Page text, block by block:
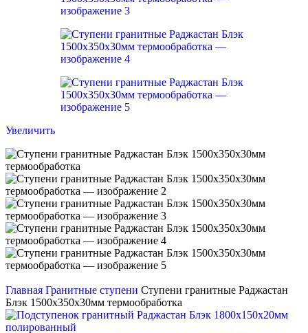
Увеличить
Главная Гранитные ступени Ступени гранитные Раджастан
Блэк 1500x350x30мм термообработка